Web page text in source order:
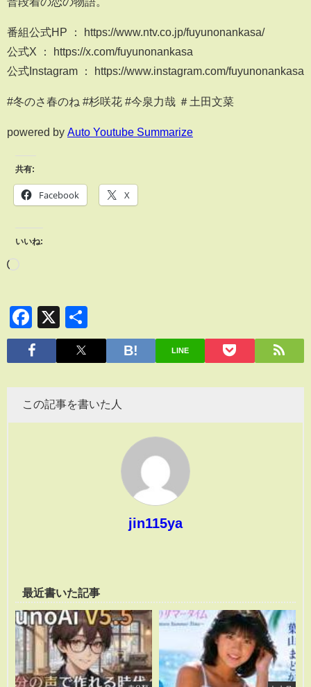
番組公式HP ： https://www.ntv.co.jp/fuyunonankasa/
公式X ： https://x.com/fuyunonankasa
公式Instagram ： https://www.instagram.com/fuyunonankasa
#冬のさ春のね #杉咲花 #今泉力哉 ＃土田文菜
powered by Auto Youtube Summarize
共有:
Facebook X
いいね:
Facebook
X
有
LINE
この記事を書いた人
jin115ya
最近書いた記事